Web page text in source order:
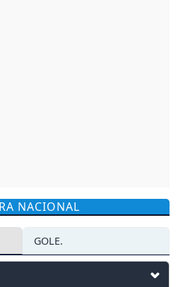
NACIONAL
GOLE.